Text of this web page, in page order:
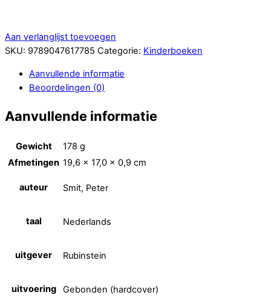
Aan verlanglijst toevoegen
SKU: 9789047617785 Categorie: Kinderboeken
Aanvullende informatie
Beoordelingen (0)
Aanvullende informatie
Gewicht
178 g
Afmetingen 19,6 × 17,0 × 0,9 cm
auteur Smit, Peter
taal Nederlands
uitgever Rubinstein
uitvoering Gebonden (hardcover)